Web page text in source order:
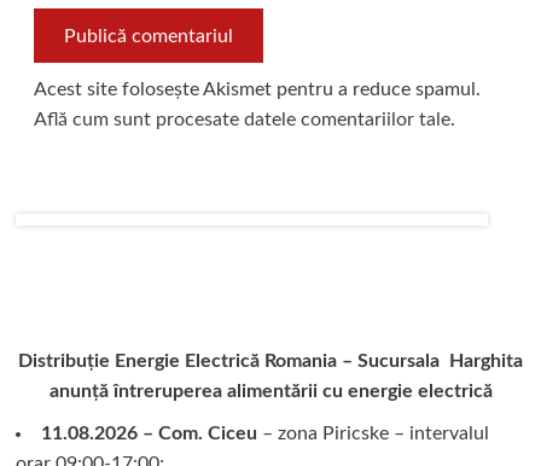
Acest site folosește Akismet pentru a reduce spamul.
Află cum sunt procesate datele comentariilor tale.
Distribuție Energie Electrică Romania – Sucursala Harghita
anunță întreruperea alimentării cu energie electrică
11.08.2026 – Com. Ciceu – zona Piricske – intervalul